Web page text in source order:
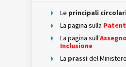
Le principali circolari
La pagina sulla
La pagina sull'
Inclusione
La prassi del